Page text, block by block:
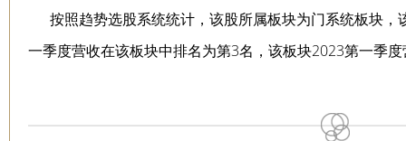
按照趋势选股系统统计，该股所属板块为门系统板块
一季度营收在该板块中排名为第3名，该板块2023第一季